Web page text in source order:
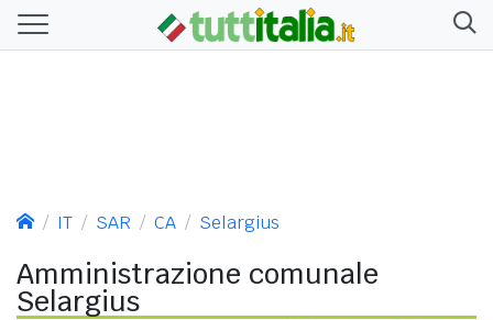
IT SAR CA Selargius
Amministrazione comunale
Selargius